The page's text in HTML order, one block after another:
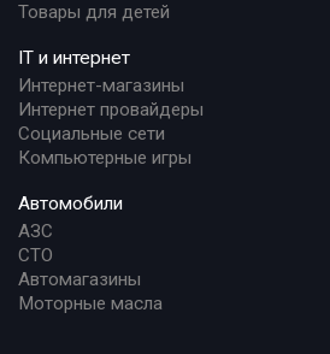
Товары для детей
IT и интернет
Интернет-магазины
Интернет провайдеры
Социальные сети
Компьютерные игры
Автомобили
АЗС
СТО
Автомагазины
Моторные масла